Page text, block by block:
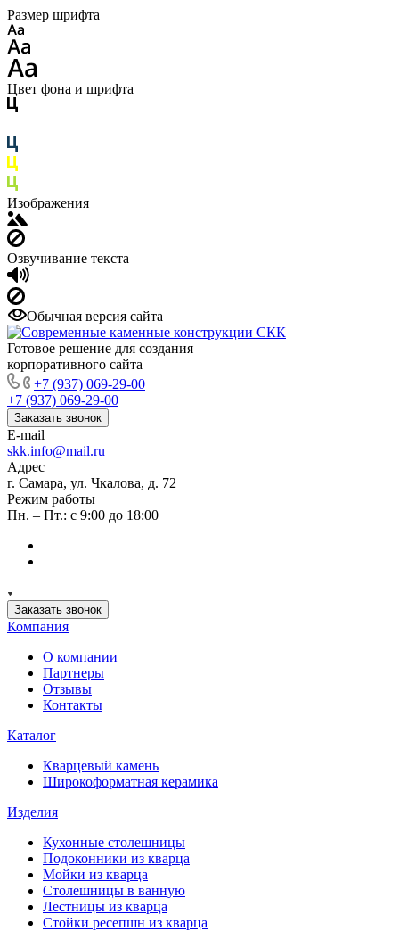
Размер шрифта
Цвет фона и шрифта
Изображения
Озвучивание текста
Обычная версия сайта
Готовое решение для создания
корпоративного сайта
+7 (937) 069-29-00
+7 (937) 069-29-00
Заказать звонок
E-mail
skk.info@mail.ru
Адрес
г. Самара, ул. Чкалова, д. 72
Режим работы
Пн. – Пт.: с 9:00 до 18:00
Заказать звонок
Компания
О компании
Партнеры
Отзывы
Контакты
Каталог
Кварцевый камень
Широкоформатная керамика
Изделия
Кухонные столешницы
Подоконники из кварца
Мойки из кварца
Столешницы в ванную
Лестницы из кварца
Стойки ресепшн из кварца